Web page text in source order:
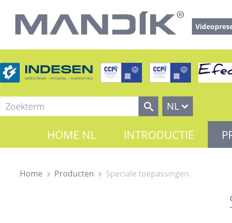
NL
HOME NL INTRODUCTIE
Home Producten Speciale toepassingen